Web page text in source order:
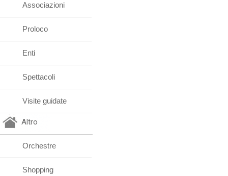
Associazioni
Proloco
Enti
Spettacoli
Visite guidate
Altro
Orchestre
Shopping